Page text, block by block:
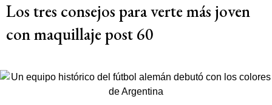
Los tres consejos para verte más joven
con maquillaje post 60